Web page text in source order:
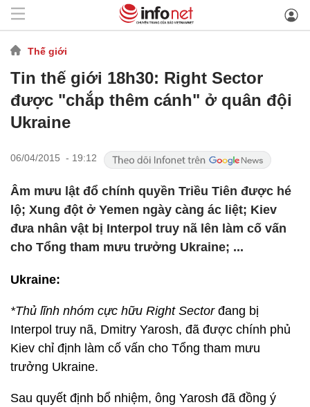
Thế giới
Tin thế giới 18h30: Right Sector
được "chắp thêm cánh" ở quân đội
Ukraine
06/04/2015 - 19:12
Âm mưu lật đổ chính quyền Triều Tiên được hé
lộ; Xung đột ở Yemen ngày càng ác liệt; Kiev
đưa nhân vật bị Interpol truy nã lên làm cố vấn
cho Tổng tham mưu trưởng Ukraine; ...
Ukraine:
*Thủ lĩnh nhóm cực hữu Right Sectorđang bị
Interpol truy nã, Dmitry Yarosh, đã được chính phủ
Kiev chỉ định làm cố vấn cho Tổng tham mưu
trưởng Ukraine.
Sau quyết định bổ nhiệm, ông Yarosh đã đồng ý